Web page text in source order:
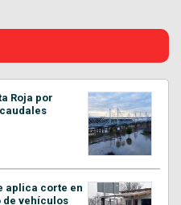
Roja por
aplica corte en
de vehículos